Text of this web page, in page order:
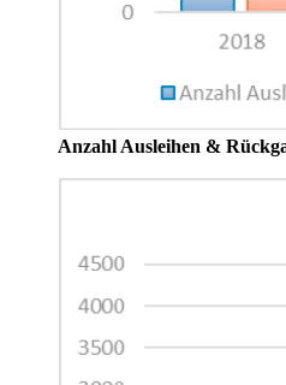
Anzahl Ausleihen &